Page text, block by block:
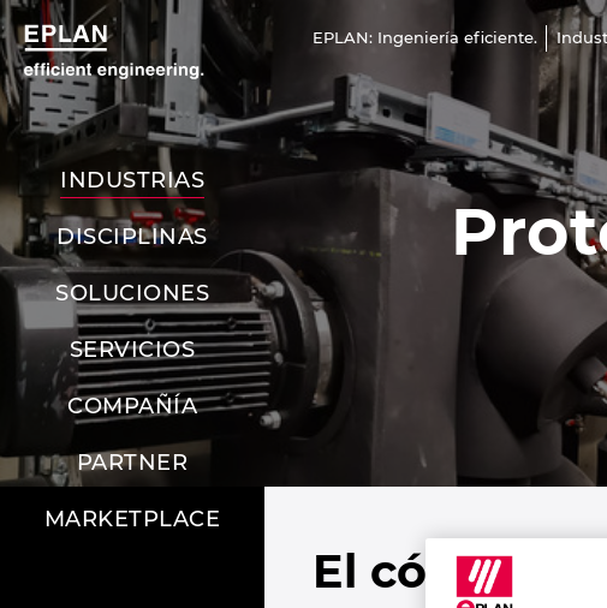
EPLAN: Ingeniería eficiente.
INDUSTRIAS
DISCIPLINAS
SOLUCIONES
SERVICIOS
COMPAÑÍA
PARTNER
MARKETPLACE
El código